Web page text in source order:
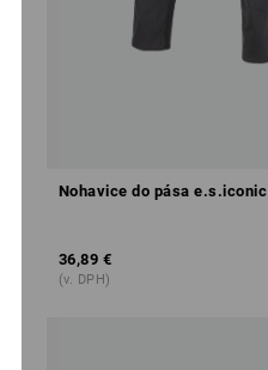
Nohavice do pása e.s.iconic
36,89 €
(v. DPH)